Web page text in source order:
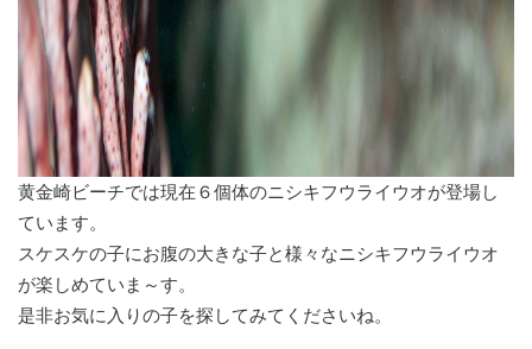
黄金崎ビーチでは現在６個体のニシキフウライウオが登場し
ています。
スケスケの子にお腹の大きな子と様々なニシキフウライウオ
が楽しめていま～す。
是非お気に入りの子を探してみてくださいね。